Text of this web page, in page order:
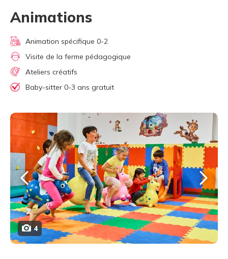
Animations
Animation spécifique 0-2
Visite de la ferme pédagogique
Ateliers créatifs
Baby-sitter 0-3 ans gratuit
4